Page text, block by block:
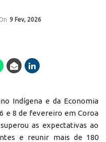
9 Fev, 2026
Indígena e da Economia
e 8 de fevereiro em Coroa
as expectativas ao
e reunir mais de 180